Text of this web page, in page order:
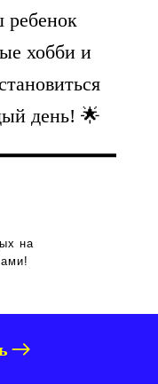
хобби и
день! 🌟
на